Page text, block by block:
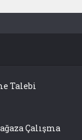
Talebi
Çalışma